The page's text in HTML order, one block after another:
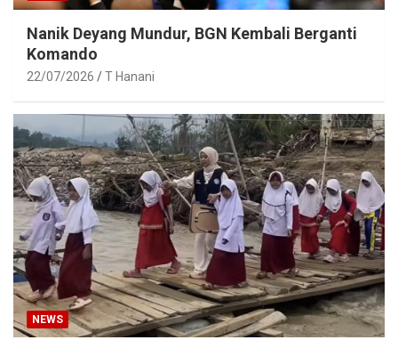
Nanik Deyang Mundur, BGN Kembali Berganti
Komando
22/07/2026 T Hanani
NEWS